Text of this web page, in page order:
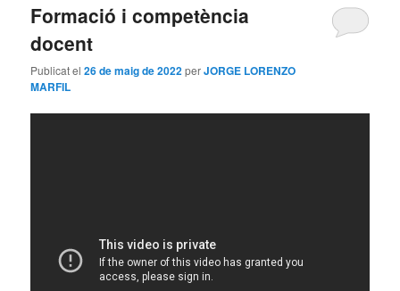
Formació i competència
docent
Publicat el26 de maig de 2022perJORGE LORENZO
MARFIL